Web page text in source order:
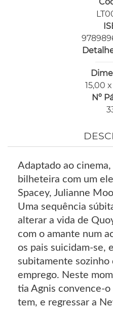
15,00
Nº
Adaptado ao
bilheteira com um
Spacey, Julianne
Uma sequência
alterar a vida de
com o amante num
os pais suicidam-se,
subitamente sozinho
emprego. Neste
tia Agnis convence-o
tem, e regressar a